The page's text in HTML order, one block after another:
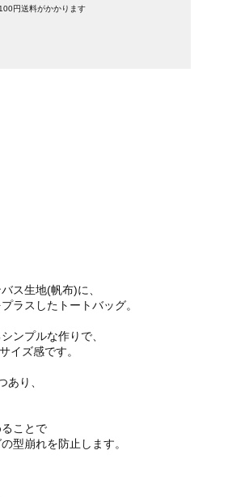
円送料がかかります
ス生地(帆布)に、
ラスしたトートバッグ。
ンプルな作りで、
イズ感です。
あり、
ことで
型崩れを防止します。